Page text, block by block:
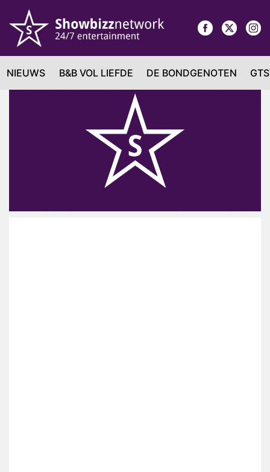
NIEUWS B&B VOL LIEFDE DE BONDGENOTEN